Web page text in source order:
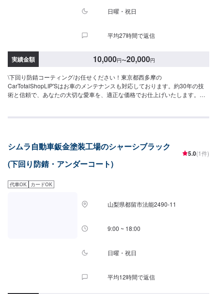
日曜・祝日
平均27時間で返信
実績金額 10,000円〜20,000円
\下回り防錆コーティング/お任せください！東京都西多摩の
CarTotalShopLIP'Sはお車のメンテナンスも対応しております。約30年の技
術と信頼で、あなたの大切な愛車を、適正な価格でお仕上げいたします。車
なことでもお気軽にリップスにご相談くださるようお願いいたします。<当社
ファーにてお問い合わせ【2】お見積り【3】お見積りにご納得いただければ
作業開始【4】仕上がり次第納車【代車について】納得していただけるお見積
りから、無料代車のご用意まで自社スタッフが責任をもってお受けします。
だいております。【定休日・営業時間】定休日：日曜、祭日、第二土曜日営
業時間：8:30〜17:30※看板犬が事務所内におりますので、重度の犬アレルギ
ーの方はお気をつけください。また、お客様が来店なさった際に少し吠える
ことがございます。ご了承いただけますと幸いです。
シムラ自動車鈑金塗装工場のシャーシブラック
(下回り防錆・アンダーコート)
5.0(1件)
代車OK カードOK
山梨県都留市法能2490-11
9:00 ~ 18:00
日曜・祝日
平均12時間で返信